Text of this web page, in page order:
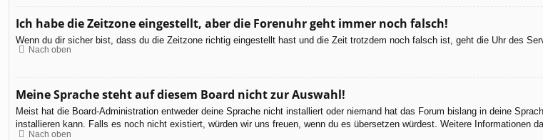
Ich habe die Zeitzone eingestellt, aber die Forenuhr geht immer noch falsch!
Wenn du dir sicher bist, dass du die Zeitzone richtig eingestellt hast und die Zeit trotzdem noch falsch ist, geht die Uhr des
Nach oben
Meine Sprache steht auf diesem Board nicht zur Auswahl!
Meist hat die Board-Administration entweder deine Sprache nicht installiert oder niemand hat das Forum bislang in deine
installieren kann. Falls es noch nicht existiert, würden wir uns freuen, wenn du es übersetzen würdest. Weitere Informationen
Nach oben